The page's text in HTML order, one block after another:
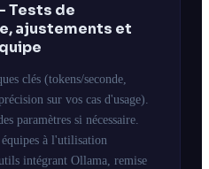
Tests de
ajustements et
clés (tokens/seconde,
sur vos cas d'usage).
paramètres si nécessaire.
à l'utilisation
intégrant Ollama, remise